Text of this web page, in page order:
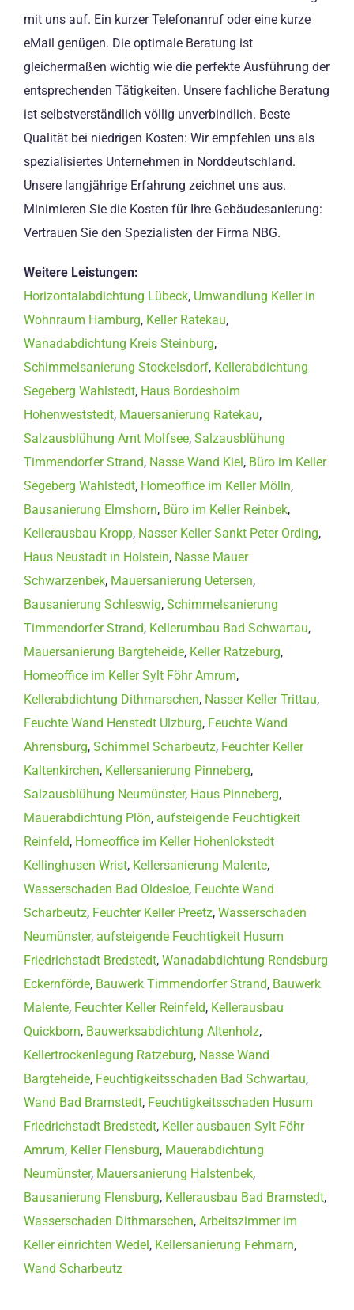
mit uns auf. Ein kurzer Telefonanruf oder eine kurze
eMail genügen. Die optimale Beratung ist
gleichermaßen wichtig wie die perfekte Ausführung der
entsprechenden Tätigkeiten. Unsere fachliche Beratung
ist selbstverständlich völlig unverbindlich. Beste
Qualität bei niedrigen Kosten: Wir empfehlen uns als
spezialisiertes Unternehmen in Norddeutschland.
Unsere langjährige Erfahrung zeichnet uns aus.
Minimieren Sie die Kosten für Ihre Gebäudesanierung:
Vertrauen Sie den Spezialisten der Firma NBG.
Weitere Leistungen:
Horizontalabdichtung Lübeck, Umwandlung Keller in
Wohnraum Hamburg, Keller Ratekau,
Wanadabdichtung Kreis Steinburg,
Schimmelsanierung Stockelsdorf, Kellerabdichtung
Segeberg Wahlstedt, Haus Bordesholm
Hohenweststedt, Mauersanierung Ratekau,
Salzausblühung Amt Molfsee, Salzausblühung
Timmendorfer Strand, Nasse Wand Kiel, Büro im Keller
Segeberg Wahlstedt, Homeoffice im Keller Mölln,
Bausanierung Elmshorn, Büro im Keller Reinbek,
Kellerausbau Kropp, Nasser Keller Sankt Peter Ording,
Haus Neustadt in Holstein, Nasse Mauer
Schwarzenbek, Mauersanierung Uetersen,
Bausanierung Schleswig, Schimmelsanierung
Timmendorfer Strand, Kellerumbau Bad Schwartau,
Mauersanierung Bargteheide, Keller Ratzeburg,
Homeoffice im Keller Sylt Föhr Amrum,
Kellerabdichtung Dithmarschen, Nasser Keller Trittau,
Feuchte Wand Henstedt Ulzburg, Feuchte Wand
Ahrensburg, Schimmel Scharbeutz, Feuchter Keller
Kaltenkirchen, Kellersanierung Pinneberg,
Salzausblühung Neumünster, Haus Pinneberg,
Mauerabdichtung Plön, aufsteigende Feuchtigkeit
Reinfeld, Homeoffice im Keller Hohenlokstedt
Kellinghusen Wrist, Kellersanierung Malente,
Wasserschaden Bad Oldesloe, Feuchte Wand
Scharbeutz, Feuchter Keller Preetz, Wasserschaden
Neumünster, aufsteigende Feuchtigkeit Husum
Friedrichstadt Bredstedt, Wanadabdichtung Rendsburg
Eckernförde, Bauwerk Timmendorfer Strand, Bauwerk
Malente, Feuchter Keller Reinfeld, Kellerausbau
Quickborn, Bauwerksabdichtung Altenholz,
Kellertrockenlegung Ratzeburg, Nasse Wand
Bargteheide, Feuchtigkeitsschaden Bad Schwartau,
Wand Bad Bramstedt, Feuchtigkeitsschaden Husum
Friedrichstadt Bredstedt, Keller ausbauen Sylt Föhr
Amrum, Keller Flensburg, Mauerabdichtung
Neumünster, Mauersanierung Halstenbek,
Bausanierung Flensburg, Kellerausbau Bad Bramstedt,
Wasserschaden Dithmarschen, Arbeitszimmer im
Keller einrichten Wedel, Kellersanierung Fehmarn,
Wand Scharbeutz